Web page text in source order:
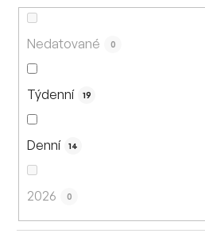
Nedatované 0
Týdenní 19
Denní 14
2026 0